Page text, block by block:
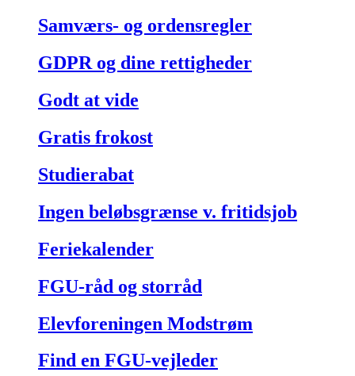
Samværs- og ordensregler
GDPR og dine rettigheder
Godt at vide
Gratis frokost
Studierabat
Ingen beløbsgrænse v. fritidsjob
Feriekalender
FGU-råd og storråd
Elevforeningen Modstrøm
Find en FGU-vejleder